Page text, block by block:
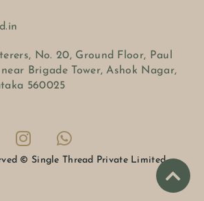
No. 20, Ground Floor, Paul
Brigade Tower, Ashok Nagar,
560025
© Single Thread Private Limited